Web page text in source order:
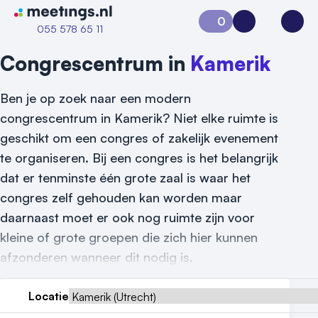
Naar home van Meetings
055 578 65 11
Vraag locatie aan
0
Aanvraag 0Inloggen
Congrescentrum in Kamerik
Ben je op zoek naar een modern
congrescentrum in Kamerik? Niet elke ruimte is
geschikt om een congres of zakelijk evenement
te organiseren. Bij een congres is het belangrijk
dat er tenminste één grote zaal is waar het
congres zelf gehouden kan worden maar
daarnaast moet er ook nog ruimte zijn voor
kleine of grote groepen die zich hier kunnen
afzonderen wanneer dit nodig is.
Locatie